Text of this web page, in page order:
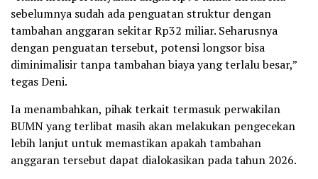
sebelumnya sudah ada penguatan struktur dengan
tambahan anggaran sekitar Rp32 miliar. Seharusnya
dengan penguatan tersebut, potensi longsor bisa
diminimalisir tanpa tambahan biaya yang terlalu besar,”
tegas Deni.
Ia menambahkan, pihak terkait termasuk perwakilan
BUMN yang terlibat masih akan melakukan pengecekan
lebih lanjut untuk memastikan apakah tambahan
anggaran tersebut dapat dialokasikan pada tahun 2026.